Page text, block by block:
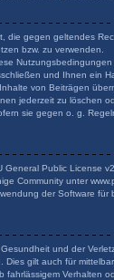
die gegen geltendes
bzw. zu verwenden.
und Ihnen ein
von Beiträgen
jederzeit zu löschen
sie gegen o. g.
General Public License v2
Community unter
der Software
und der
gilt auch für